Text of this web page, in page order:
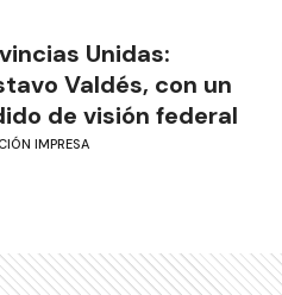
Unidas:
Valdés, con un
de visión federal
IMPRESA